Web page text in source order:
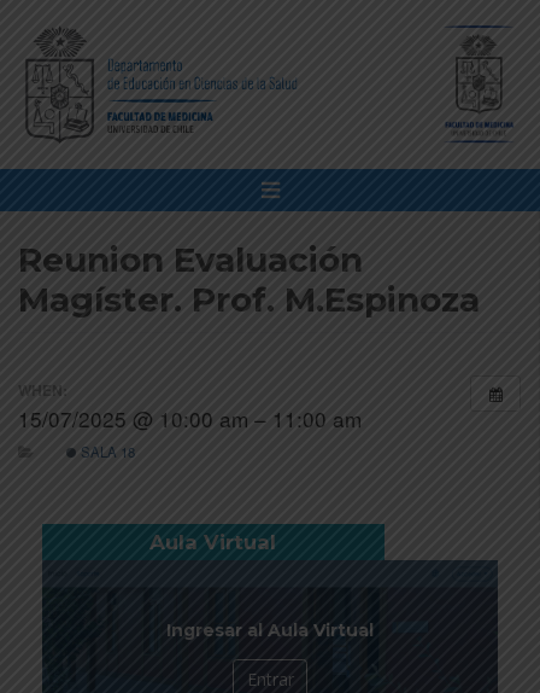
Reunion Evaluación
Magíster. Prof. M.Espinoza
WHEN:
15/07/2025 @ 10:00 am – 11:00 am
SALA 18
Aula Virtual
Ingresar al Aula Virtual
Entrar